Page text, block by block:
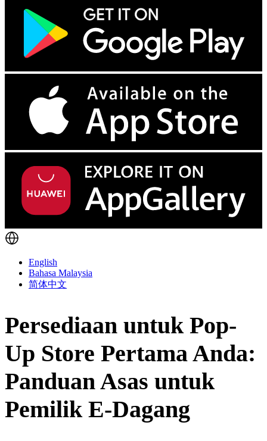
English
Bahasa Malaysia
简体中文
Persediaan untuk Pop-
Up Store Pertama Anda:
Panduan Asas untuk
Pemilik E-Dagang